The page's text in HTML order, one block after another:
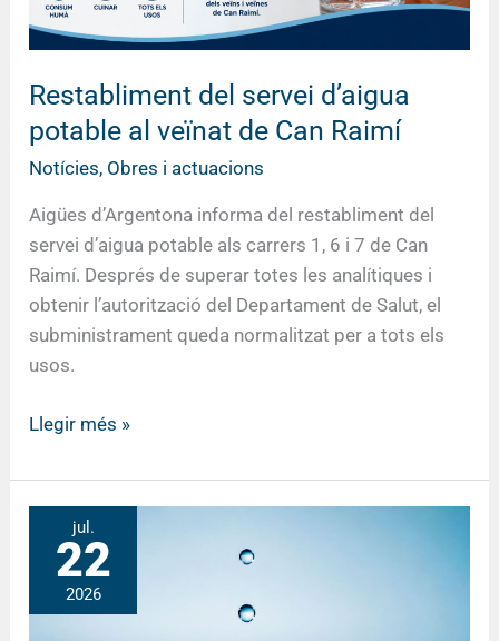
Restabliment del servei d’aigua
potable al veïnat de Can Raimí
Notícies, Obres i actuacions
Aigües d’Argentona informa del restabliment del
servei d’aigua potable als carrers 1, 6 i 7 de Can
Raimí. Després de superar totes les analítiques i
obtenir l’autorització del Departament de Salut, el
subministrament queda normalitzat per a tots els
usos.
Can
Raimí
Llegir més »
jul.
22
2026
Aigües
d’Argentona
informa
sobre